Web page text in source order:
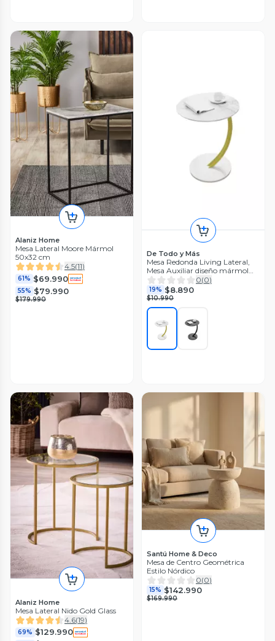
Alaniz Home
Mesa Lateral Moore Mármol
50x32 cm
4.5(11)
61% $69.990
55% $79.990
$179.990
De Todo y Más
Mesa Redonda Living Lateral,
Mesa Auxiliar diseño mármol
Chic Home
0(0)
19% $8.890
$10.990
Alaniz Home
Mesa Lateral Nido Gold Glass
4.6(19)
69% $129.990
Santú Home & Deco
Mesa de Centro Geométrica
Estilo Nórdico
0(0)
15% $142.990
$169.990